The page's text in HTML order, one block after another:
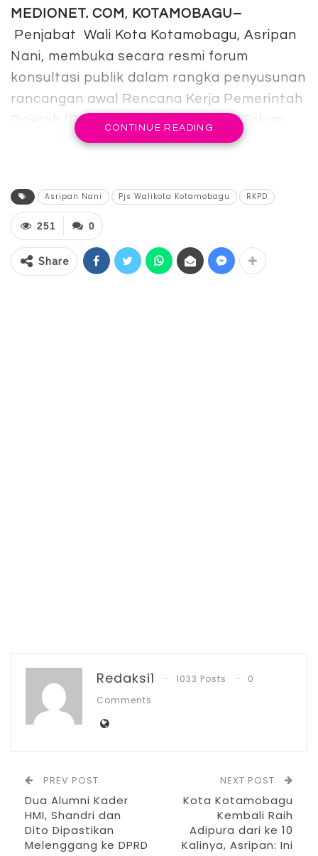
MEDIONET. COM , KOTAMOBAGU–
Penjabat Wali Kota Kotamobagu, Asripan
Nani, membuka secara resmi forum
konsultasi publik dalam rangka penyusunan
rancangan awal Rencana Kerja Pemerintah
Daerah (RKPD) Kota Kotamobagu Tahun
2025, Senin (4/3/2024) di Aula rumah dinas
kegiatan forum konsultasi publik ini penting
untuk dilakukan.
IGA 2026, Sekda Kotamobagu Ajak OPD
Lahirkan…
Jun 30, 2026
merumuskan bersama – sama untuk
merencanakan program kerja Tahun 2025,
oleh karenanya, pada hari ini kita akan
mendiskusikan, merumuskan masukan –
CONTINUE READING
Asripan Nani Pjs Walikota Kotamobagu RKPD
0
251
Share
Redaksi1 1033 Posts
0
Comments
PREV POST
Dua Alumni Kader
HMI, Shandri dan
Dito Dipastikan
Melenggang ke DPRD
NEXT POST
Kota Kotamobagu
Kembali Raih
Adipura dari ke 10
Kalinya, Asripan: Ini